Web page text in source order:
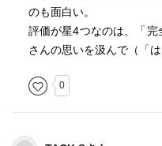
のも面白い。
評価が星4つなのは、「
さんの思いを汲んで（「は
0